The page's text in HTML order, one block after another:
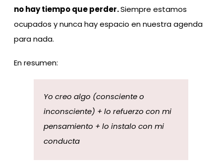
no hay tiempo que perder.Siempre estamos
ocupados y nunca hay espacio en nuestra agenda
para nada.
En resumen:
Yo creo algo (consciente o
inconsciente) + lo refuerzo con mi
pensamiento + lo instalo con mi
conducta